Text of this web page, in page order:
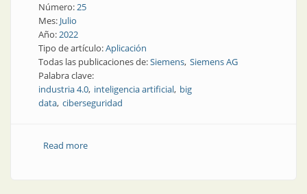
Número:25
Mes: Julio
Año:2022
Tipo de artículo:Aplicación
Todas las publicaciones de:Siemens Siemens AG
Palabra clave:
industria 4.0 inteligencia artificial big
data ciberseguridad
Read moreabout ¿Hacia dónde se dirige la automatización?